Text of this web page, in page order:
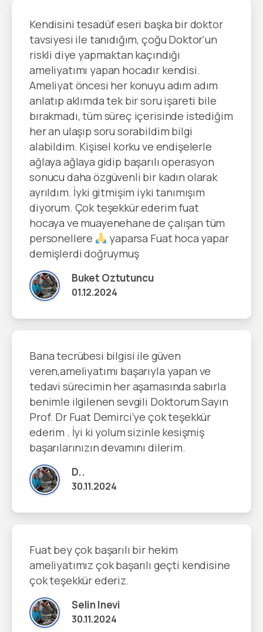
Kendisini tesadüf eseri başka bir doktor
tavsiyesi ile tanıdığım, çoğu Doktor'un
riskli diye yapmaktan kaçındığı
ameliyatımı yapan hocadır kendisi.
Ameliyat öncesi her konuyu adım adım
anlatıp aklımda tek bir soru işareti bile
bırakmadı, tüm süreç içerisinde istediğim
her an ulaşıp soru sorabildim bilgi
alabildim. Kişisel korku ve endişelerle
ağlaya ağlaya gidip başarılı operasyon
sonucu daha özgüvenli bir kadın olarak
ayrıldım. İyki gitmişim iyki tanımışım
diyorum. Çok teşekkür ederim fuat
hocaya ve muayenehane de çalışan tüm
personellere
yaparsa Fuat hoca yapar
demişlerdi doğruymuş
Buket Oztutuncu
01.12.2024
Bana tecrübesi bilgisi ile güven
veren,ameliyatımı başarıyla yapan ve
tedavi sürecimin her aşamasında sabırla
benimle ilgilenen sevgili Doktorum Sayın
Prof. Dr Fuat Demirci’ye çok teşekkür
ederim . İyi ki yolum sizinle kesişmiş
başarılarınızın devamını dilerim.
D..
30.11.2024
Fuat bey çok başarılı bir hekim
ameliyatımız çok başarılı geçti kendisine
çok teşekkür ederiz.
Selin Inevi
30.11.2024